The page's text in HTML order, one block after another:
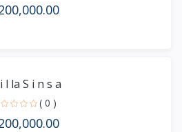
l la S i n s a
( 0 )